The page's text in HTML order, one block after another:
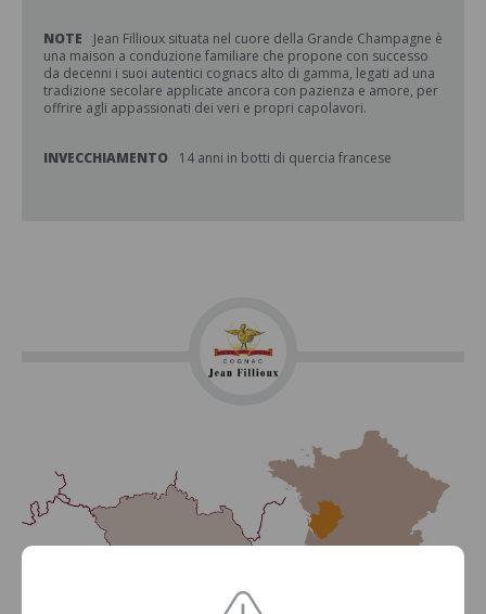
NOTE
Jean Fillioux situata nel cuore della Grande Champagne è
una maison a conduzione familiare che propone con successo
da decenni i suoi autentici cognacs alto di gamma, legati ad una
tradizione secolare applicate ancora con pazienza e amore, per
offrire agli appassionati dei veri e propri capolavori.
INVECCHIAMENTO 14 anni in botti di quercia francese